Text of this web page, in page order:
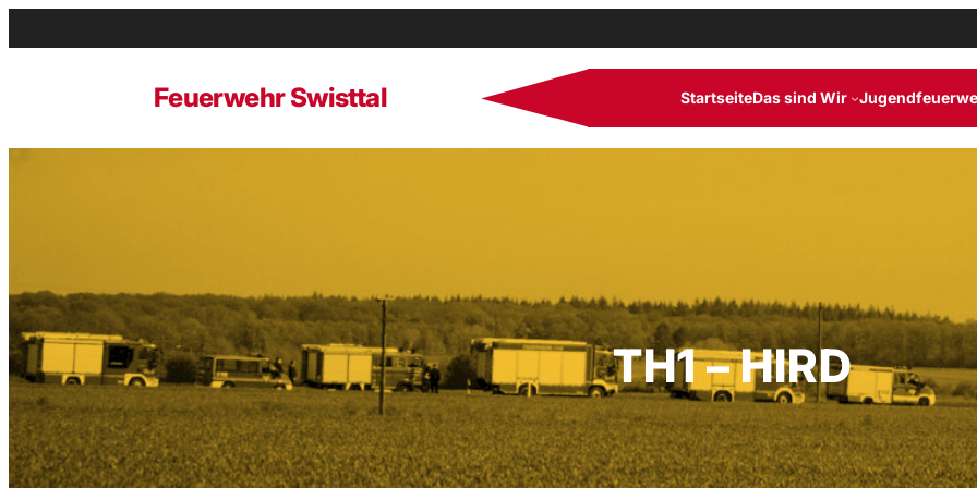
Inhalt
Feuerwehr Swisttal StartseiteDas sind Wir
TH1 – HIRD